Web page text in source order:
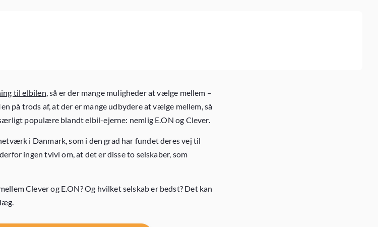
til elbilen, så er der mange muligheder at vælge mellem –
på trods af, at der er mange udbydere at vælge mellem, så
populære blandt elbil-ejerne: nemlig E.ON og Clever.
i Danmark, som i den grad har fundet deres vej til
ingen tvivl om, at det er disse to selskaber, som
Clever og E.ON? Og hvilket selskab er bedst? Det kan